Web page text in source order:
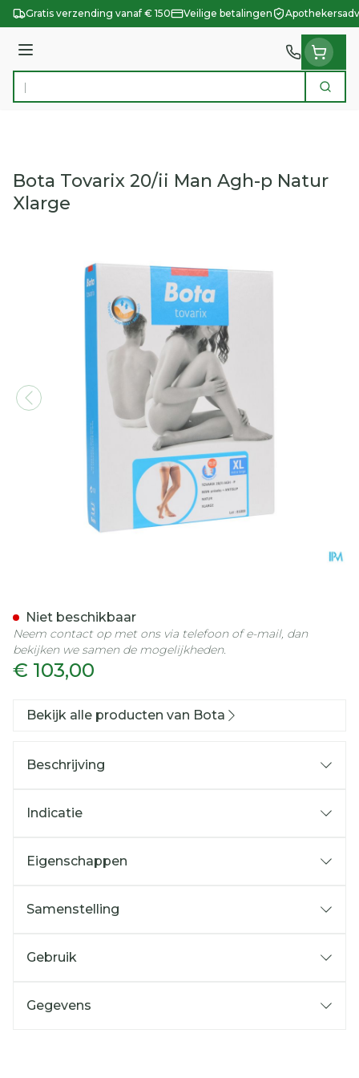
Ga naar de inhoud
Gratis verzending vanaf € 150 Veilige betalingen
Menu
Product, merk, categorie... Zoek
Bota Tovarix 20/ii Man Agh-p Natur
Xlarge
€ 103,00
Niet beschikbaar
Neem contact op met ons via telefoon of e-mail, dan
bekijken we samen de mogelijkheden.
Bekijk alle producten van Bota
Beschrijving
Indicatie
Eigenschappen
Samenstelling
Gebruik
Gegevens